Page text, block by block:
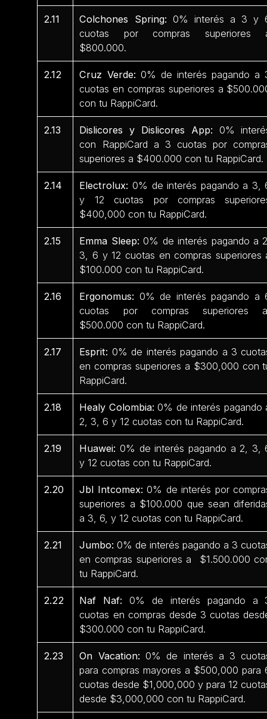
2.11 Colchones Spring: 0% interés a 3 y
cuotas por compras superiores
$800.000.
2.12 Cruz Verde: 0% de interés pagando a
cuotas en compras superiores a
con tu RappiCard.
2.13 Dislicores y Dislicores App: 0%
con RappiCard a 3 cuotas por
superiores a $400.000 con tu RappiCard.
2.14 Electrolux: 0% de interés pagando a 3,
y 12 cuotas por compras
$400,000 con tu RappiCard.
2.15 Emma Sleep: 0% de interés pagando a
3, 6 y 12 cuotas en compras superiores
$100.000 con tu RappiCard.
2.16 Ergonomus: 0% de interés pagando a
cuotas por compras superiores
$500.000 con tu RappiCard.
2.17 Esprit: 0% de interés pagando a 3
en compras superiores a $300,000 con
RappiCard.
2.18 Healy Colombia:0% de interés pagando
2, 3, 6 y 12 cuotas con tu RappiCard.
2.19 Huawei: 0% de interés pagando a 2, 3,
y 12 cuotas con tu RappiCard.
2.20 Jbl Intcomex:0% de interés por
superiores a $100.000 que sean
a 3, 6, y 12 cuotas con tu RappiCard.
2.21 Jumbo: 0% de interés pagando a 3
en compras superiores a $1.500.000
tu RappiCard.
2.22 Naf Naf:0% de interés pagando a
cuotas en compras desde 3 cuotas
$300.000 con tu RappiCard.
2.23 On Vacation: 0% de interés a 3
para compras mayores a $500,000 para
cuotas desde $1,000,000 y para 12
desde $3,000,000 con tu RappiCard.